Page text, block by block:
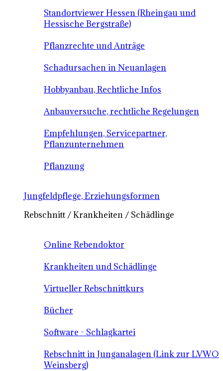
Standortviewer Hessen (Rheingau und
Hessische Bergstraße)
Pflanzrechte und Anträge
Schadursachen in Neuanlagen
Hobbyanbau, Rechtliche Infos
Anbauversuche, rechtliche Regelungen
Empfehlungen, Servicepartner,
Pflanzunternehmen
Pflanzung
Jungfeldpflege, Erziehungsformen
Rebschnitt / Krankheiten / Schädlinge
Online Rebendoktor
Krankheiten und Schädlinge
Virtueller Rebschnittkurs
Bücher
Software - Schlagkartei
Rebschnitt in Junganalagen (Link zur LVWO
Weinsberg)